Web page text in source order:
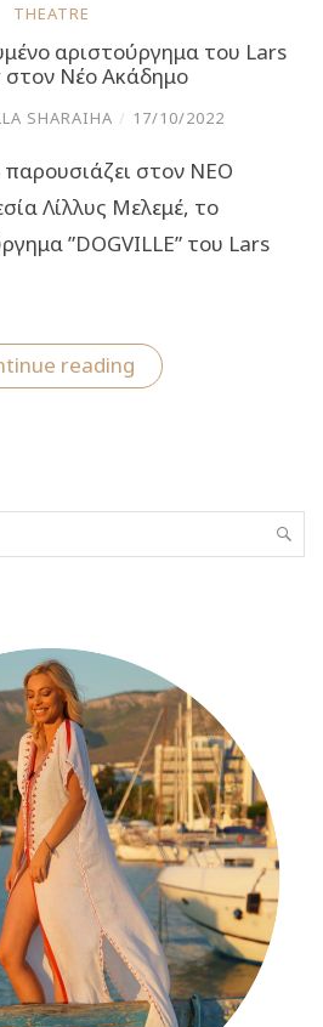
THEATRE
αριστούργημα του Lars
στον Νέο Ακάδημο
SHARAIHA / 17/10/2022
στον ΝΕΟ
Λίλλυς Μελεμέ, το
”DOGVILLE” του Lars
reading“Dogville:
Το
Trier
Νέο